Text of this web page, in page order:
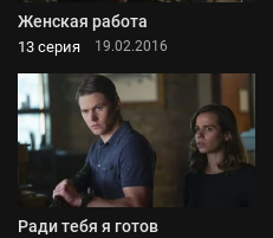
Женская работа
13 серия 19.02.2016
Ради тебя я готов